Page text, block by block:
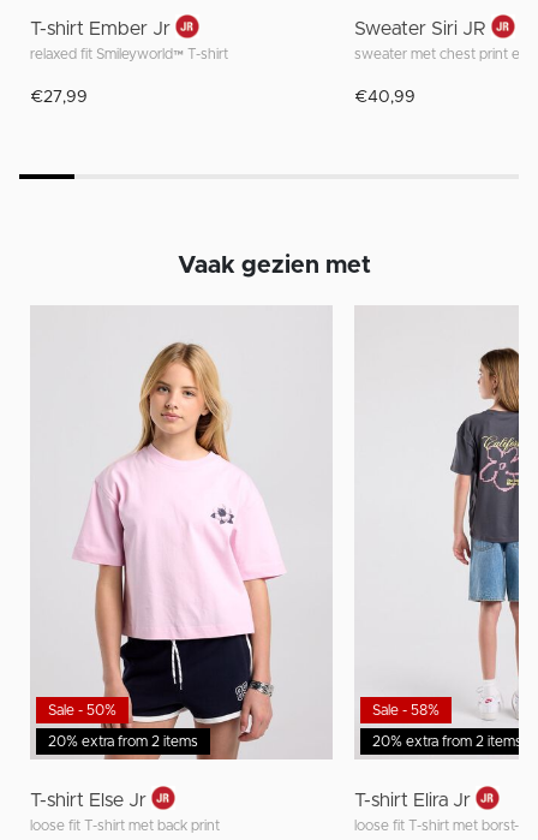
T-shirt Ember Jr
relaxed fit Smileyworld™ T-shirt
€27,99
Sweater Siri JR
sweater met chest print en
€40,99
Vaak gezien met
20% extra from 2 items
Sale - 50%
T-shirt Else Jr
loose fit T-shirt met back print
20% extra from 2 items
Sale - 58%
T-shirt Elira Jr
loose fit T-shirt met borst-